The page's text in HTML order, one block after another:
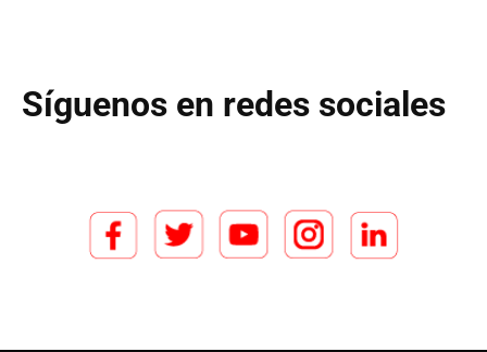
Síguenos en redes sociales